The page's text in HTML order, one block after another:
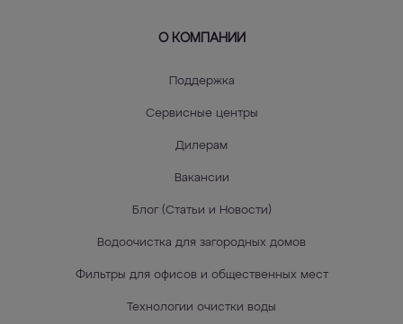
О КОМПАНИИ
Поддержка
Сервисные центры
Дилерам
Вакансии
Блог (Статьи и Новости)
Водоочистка для загородных домов
Фильтры для офисов и общественных мест
Технологии очистки воды